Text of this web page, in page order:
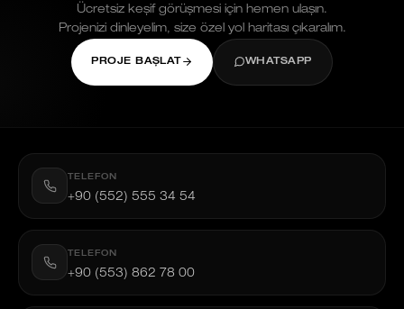
Ücretsiz keşif görüşmesi için hemen ulaşın.
Projenizi dinleyelim, size özel yol haritası çıkaralım.
PROJE BAŞLAT WHATSAPP
TELEFON
+90 (552) 555 34 54
TELEFON
+90 (553) 862 78 00